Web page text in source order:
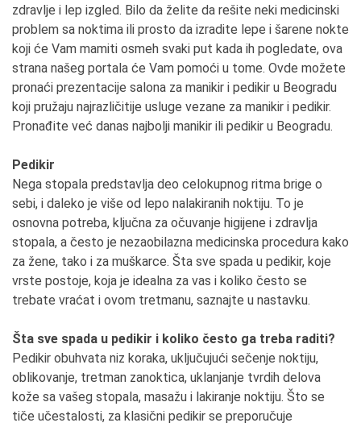
zdravlje i lep izgled. Bilo da želite da rešite neki medicinski
problem sa noktima ili prosto da izradite lepe i šarene nokte
koji će Vam mamiti osmeh svaki put kada ih pogledate, ova
strana našeg portala će Vam pomoći u tome. Ovde možete
pronaći prezentacije salona za manikir i pedikir u Beogradu
koji pružaju najrazličitije usluge vezane za manikir i pedikir.
Pronađite već danas najbolji manikir ili pedikir u Beogradu.
Pedikir
Nega stopala predstavlja deo celokupnog ritma brige o
sebi, i daleko je više od lepo nalakiranih noktiju. To je
osnovna potreba, ključna za očuvanje higijene i zdravlja
stopala, a često je nezaobilazna medicinska procedura kako
za žene, tako i za muškarce. Šta sve spada u pedikir, koje
vrste postoje, koja je idealna za vas i koliko često se
trebate vraćat i ovom tretmanu, saznajte u nastavku.
Šta sve spada u pedikir i koliko često ga treba raditi?
Pedikir obuhvata niz koraka, uključujući sečenje noktiju,
oblikovanje, tretman zanoktica, uklanjanje tvrdih delova
kože sa vašeg stopala, masažu i lakiranje noktiju. Što se
tiče učestalosti, za klasični pedikir se preporučuje